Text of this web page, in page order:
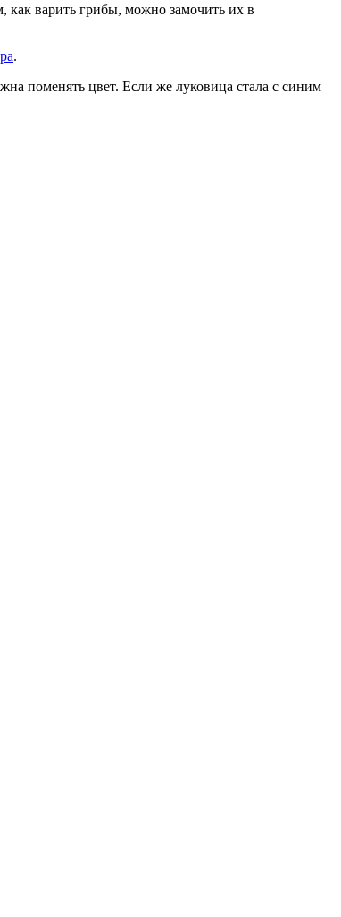
как варить грибы, можно замочить их в
.
поменять цвет. Если же луковица стала с синим